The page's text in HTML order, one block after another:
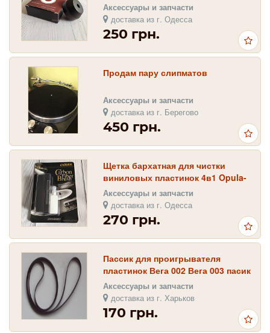
Аксессуары и запчасти
доставка из г. Одесса
250 грн.
Продам пару слипматов
Аксессуары и запчасти
доставка из г. Берегово
450 грн.
Щетка бархатная для чистки
виниловых пластинок 4в1 Opula-
VL
Аксессуары и запчасти
доставка из г. Одесса
270 грн.
Пассик для проигрывателя
пластинок Вега 002 Вега 003 пасик
пасік
Аксессуары и запчасти
доставка из г. Харьков
170 грн.